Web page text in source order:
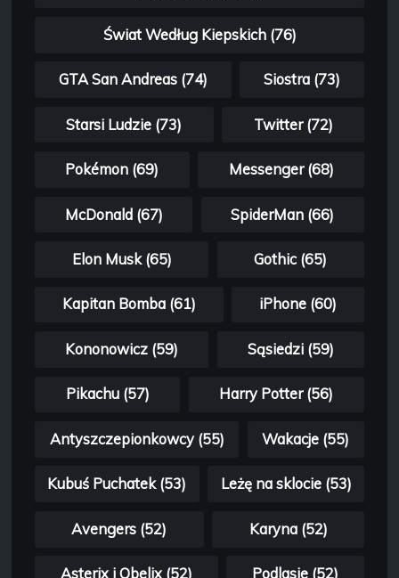
Świat Według Kiepskich (76)
GTA San Andreas (74) Siostra (73)
Starsi Ludzie (73) Twitter (72)
Pokémon (69) Messenger (68)
McDonald (67) SpiderMan (66)
Elon Musk (65) Gothic (65)
Kapitan Bomba (61) iPhone (60)
Kononowicz (59) Sąsiedzi (59)
Pikachu (57) Harry Potter (56)
Antyszczepionkowcy (55) Wakacje (55)
Kubuś Puchatek (53) Leżę na sklocie (53)
Avengers (52) Karyna (52)
Asterix i Obelix (52) Podlasie (52)